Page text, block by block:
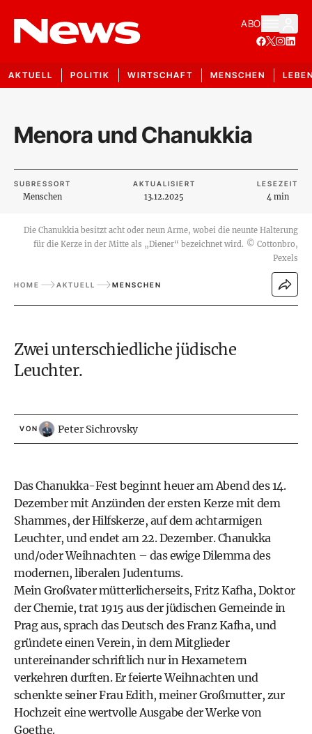
ABO
AKTUELL POLITIK WIRTSCHAFT MENSCHEN
Menora und Chanukkia
SUBRESSORT
Menschen
AKTUALISIERT
13.12.2025
LESEZEIT
4 min
Die Chanukkia besitzt acht oder neun Arme, wobei die neunte Halterung
für die Kerze in der Mitte als „Diener“ bezeichnet wird. © Cottonbro,
Pexels
HOME AKTUELL MENSCHEN
Zwei unterschiedliche jüdische
Leuchter.
VON Peter Sichrovsky
Das Chanukka-Fest beginnt heuer am Abend des 14.
Dezember mit Anzünden der ersten Kerze mit dem
Shammes, der Hilfskerze, auf dem achtarmigen
Leuchter, und endet am 22. Dezember. Chanukka
und/oder Weihnachten – das ewige Dilemma des
modernen, liberalen Judentums.
Mein Großvater mütterlicherseits, Fritz Kafha, Doktor
der Chemie, trat 1915 aus der jüdischen Gemeinde in
Prag aus, sprach das Deutsch des Franz Kafha, und
gründete einen Verein, in dem Mitglieder
untereinander schriftlich nur in Hexametern
verkehren durften. Er feierte Weihnachten und
schenkte seiner Frau Edith, meiner Großmutter, zur
Hochzeit eine wertvolle Ausgabe der Werke von
Goethe.